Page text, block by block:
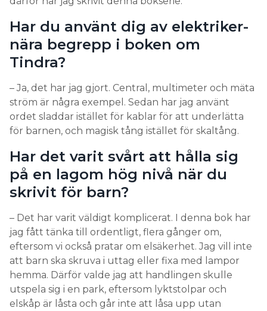
Utlösningsvillkor är något som elektriker testar
dagligen, men likt de andra begreppen, rymmer
även det här många lager av kunskap.
– Långt ifrån alla elektriker vet vad som ligger
kan tolka manualen till den, säger Sven
Spiegelberg.
Utlösningsvillkor styr dimensioneringen av kablar
många olika nivåer. För att få en djupare förståelse
måste man förstå slingimpedans och förimpedans.
– Det kan bli backjobb om man installerar en för
Spiegelberg.
LÄS OCKSÅ:
HAN UNDERVISAR OM EL FÖR REKORDPUBLIK
LÄS OCKSÅ:
APL-KRISEN: HAR RINGT 200 SAMTAL FÖR ATT HITTA 16
PLATSER
Har du använt dig av elektriker-
nära begrepp i boken om
Tindra?
– Ja, det har jag gjort. Central, multimeter och mäta
ström är några exempel. Sedan har jag använt
ordet sladdar istället för kablar för att underlätta
för barnen, och magisk tång istället för skaltång.
Har det varit svårt att hålla sig
på en lagom hög nivå när du
skrivit för barn?
– Det har varit väldigt komplicerat. I denna bok har
jag fått tänka till ordentligt, flera gånger om,
eftersom vi också pratar om elsäkerhet. Jag vill inte
att barn ska skruva i uttag eller fixa med lampor
hemma. Därför valde jag att handlingen skulle
utspela sig i en park, eftersom lyktstolpar och
elskåp är låsta och går inte att låsa upp utan